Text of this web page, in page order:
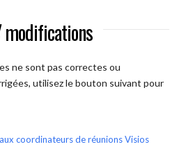
modifications
ne sont pas correctes ou
utilisez le bouton suivant pour
coordinateurs de réunions Visios